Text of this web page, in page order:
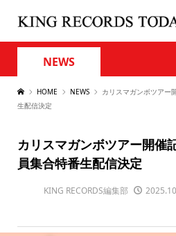
NEWS
HOME NEWS
カリスマガンボツアー
生配信決定
カリスマガンボツアー開催
員集合特番生配信決定
KING RECORDS編集部